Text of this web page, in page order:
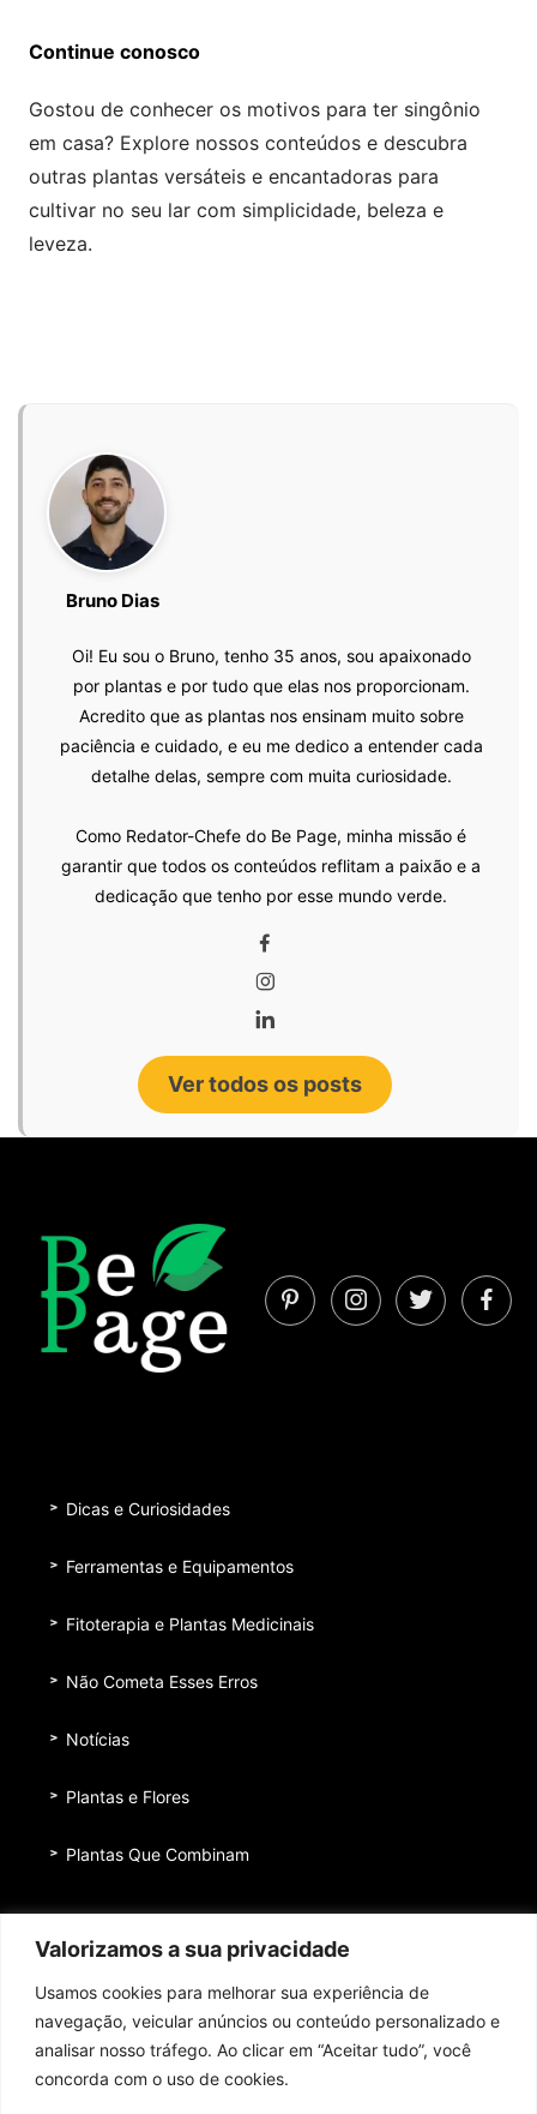
Valorizamos a sua privacidade
Usamos cookies para melhorar sua experiência de
navegação, veicular anúncios ou conteúdo personalizado e
analisar nosso tráfego. Ao clicar em “Aceitar tudo”, você
concorda com o uso de cookies.
Continue conosco
Gostou de conhecer os motivos para ter singônio
em casa? Explore nossos conteúdos e descubra
outras plantas versáteis e encantadoras para
cultivar no seu lar com simplicidade, beleza e
leveza.
Bruno Dias
Oi! Eu sou o Bruno, tenho 35 anos, sou apaixonado
por plantas e por tudo que elas nos proporcionam.
Acredito que as plantas nos ensinam muito sobre
paciência e cuidado, e eu me dedico a entender cada
detalhe delas, sempre com muita curiosidade.
Como Redator-Chefe do Be Page, minha missão é
garantir que todos os conteúdos reflitam a paixão e a
dedicação que tenho por esse mundo verde.
Ver todos os posts
Dicas e Curiosidades
Ferramentas e Equipamentos
Fitoterapia e Plantas Medicinais
Não Cometa Esses Erros
Notícias
Plantas e Flores
Plantas Que Combinam
Quem nos patrocina
Contato